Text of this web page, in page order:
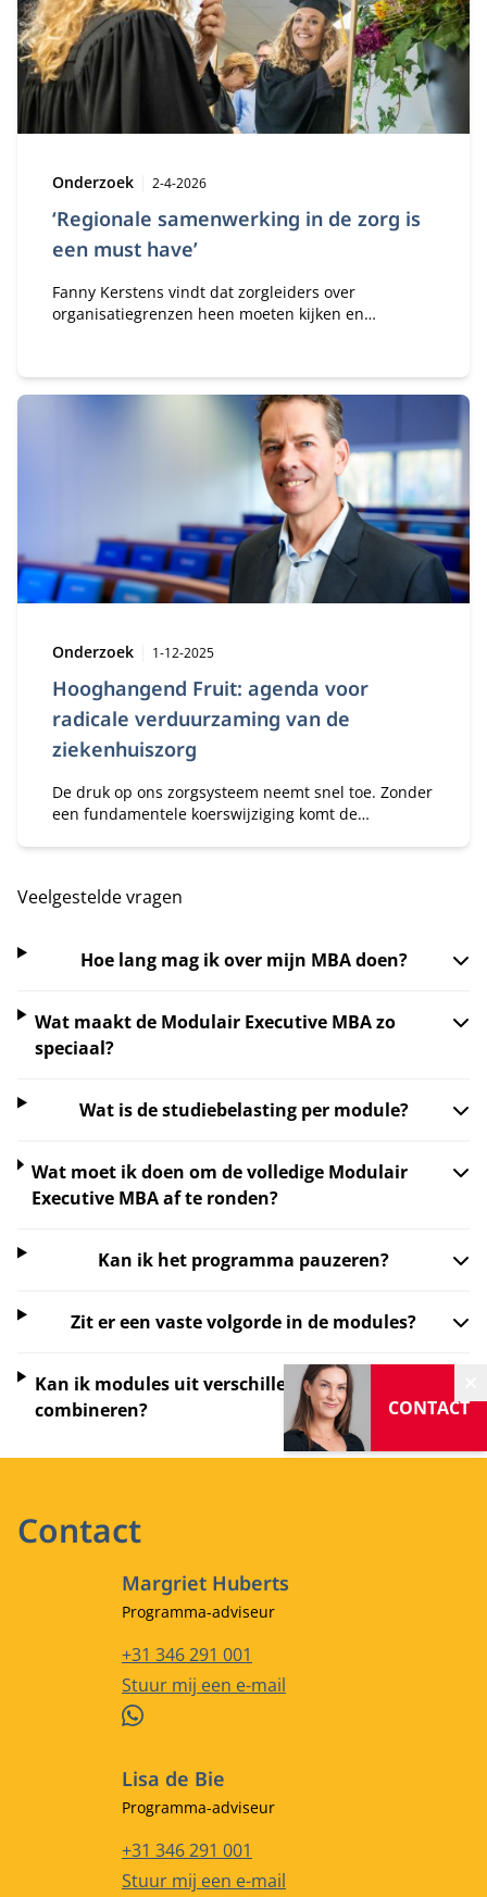
‘Regionale samenwerking in de zorg is
een must have’
Type:
Onderzoek Publicatiedatum:
2-4-2026
Fanny Kerstens vindt dat zorgleiders over
organisatiegrenzen heen moeten kijken en
die complexiteit te doorgronden en won met haar
thesis de Best‑in‑Business Award.
Hooghangend Fruit: agenda voor
radicale verduurzaming van de
ziekenhuiszorg
Type:
Onderzoek Publicatiedatum:
1-12-2025
De druk op ons zorgsysteem neemt snel toe. Zonder
een fundamentele koerswijziging komt de
Veelgestelde vragen
Hoe lang mag ik over mijn MBA doen?
Wat maakt de Modulair Executive MBA zo
speciaal?
Wat is de studiebelasting per module?
Wat moet ik doen om de volledige Modulair
Executive MBA af te ronden?
Kan ik het programma pauzeren?
Zit er een vaste volgorde in de modules?
Kan ik modules uit verschillende tracks
combineren?
CONTACT
Contact
Margriet Huberts
Functietitel
Programma-adviseur
Telefoonnummer
+31 346 291 001
E-mailadres
Stuur mij een e-mail
WhatsApp
Lisa de Bie
Functietitel
Programma-adviseur
Telefoonnummer
+31 346 291 001
E-mailadres
Stuur mij een e-mail